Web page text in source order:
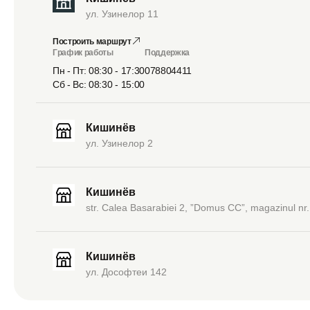
ул. Узинелор 11
Построить маршрут
График работы
Пн - Пт: 08:30 - 17:30
Сб - Вс: 08:30 - 15:00
Поддержка
078804411
Кишинёв
ул. Узинелор 2
Кишинёв
str. Calea Basarabiei 2, ”Domus CC”, magazinul
Кишинёв
ул. Дософтеи 142